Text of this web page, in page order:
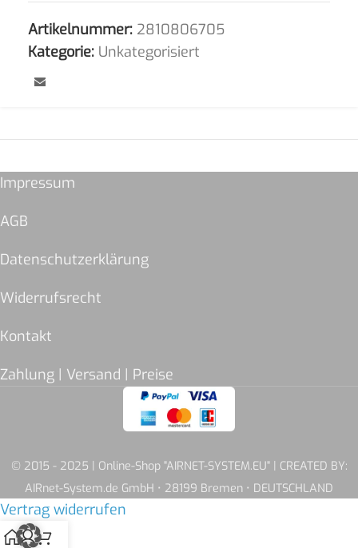
Artikelnummer: 2810806705
Kategorie: Unkategorisiert
Impressum
AGB
Datenschutzerklärung
Widerrufsrecht
Kontakt
Zahlung | Versand | Preise
© 2015 - 2025 | Online-Shop "AIRNET-SYSTEM.EU" | CREATED BY:
AIRnet-System.de GmbH • 28199 Bremen • DEUTSCHLAND
Vertrag widerrufen